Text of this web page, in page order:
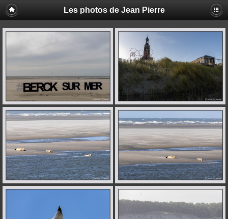
Les photos de Jean Pierre